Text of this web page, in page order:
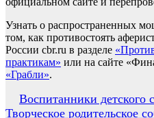
Узнать о распространенных
том, как противостоять
России cbr.ru в разделе
практикам» или на сайте
«Грабли».
Навигация
Воспитанники детского
Творческое родительское